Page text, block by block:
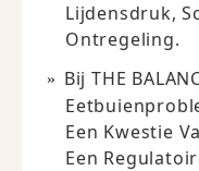
Lijdensdruk,
Ontregeling.
Bij THE
Een Kwestie
Een